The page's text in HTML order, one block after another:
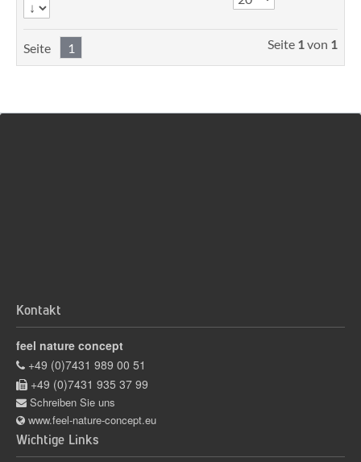
Seite 1 Seite 1 von 1
Kontakt
feel nature concept
+49 (0)7431 989 00 51
+49 (0)7431 935 37 99
Schreiben Sie uns
www.feel-nature-concept.eu
Wichtige Links